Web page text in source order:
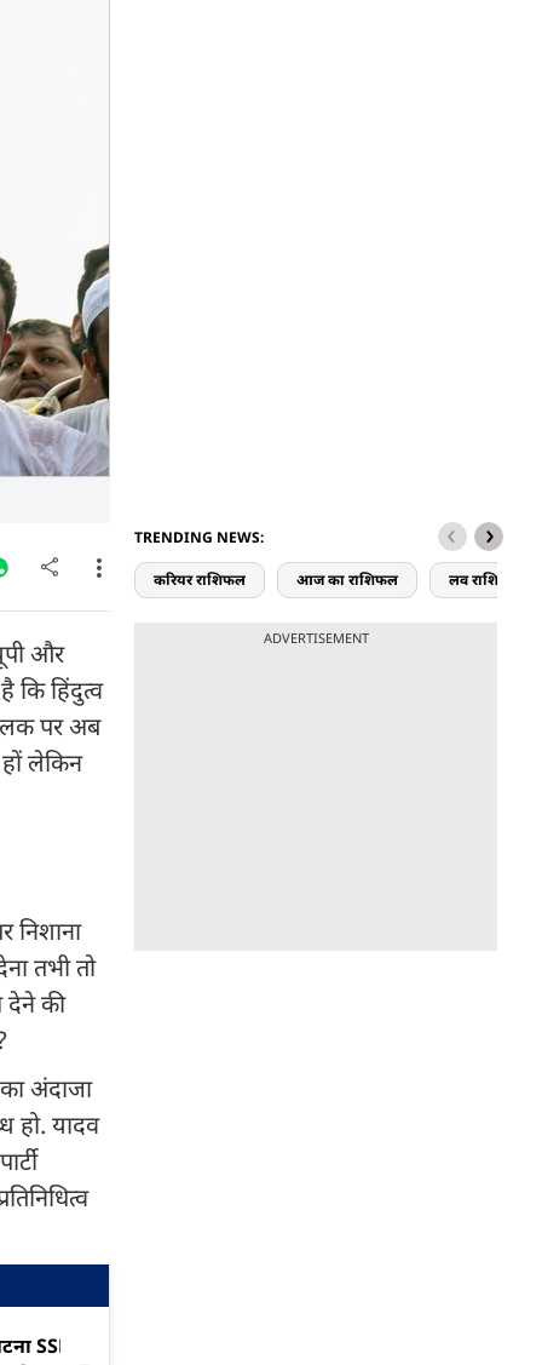
और
कि हिंदुत्व
पर अब
लेकिन
निशाना
तभी तो
देने की
अंदाजा
हो. यादव
SSP के खिलाफ चुनाव
TRENDING NEWS:
करियर राशिफल आज का राशिफल लव राशिफल
ADVERTISEMENT